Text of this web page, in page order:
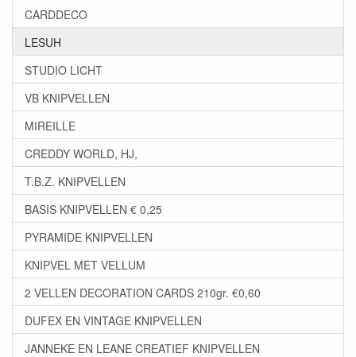
CARDDECO
LESUH
STUDIO LICHT
VB KNIPVELLEN
MIREILLE
CREDDY WORLD, HJ,
T.B.Z. KNIPVELLEN
BASIS KNIPVELLEN € 0,25
PYRAMIDE KNIPVELLEN
KNIPVEL MET VELLUM
2 VELLEN DECORATION CARDS 210gr. €0,60
DUFEX EN VINTAGE KNIPVELLEN
JANNEKE EN LEANE CREATIEF KNIPVELLEN